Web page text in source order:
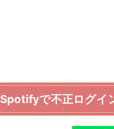
Spotifyで不正ログイ